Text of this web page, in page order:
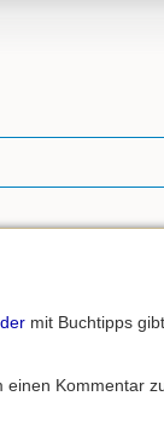
mit Buchtipps
einen Kommentar